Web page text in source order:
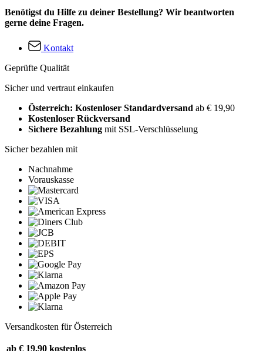
Benötigst du Hilfe zu deiner Bestellung? Wir beantworten
gerne deine Fragen.
Kontakt
Geprüfte Qualität
Sicher und vertraut einkaufen
Österreich: Kostenloser Standardversand ab € 19,90
Kostenloser Rückversand
Sichere Bezahlung mit SSL-Verschlüsselung
Sicher bezahlen mit
Nachnahme
Vorauskasse
Versandkosten für Österreich
ab € 19,90 kostenlos